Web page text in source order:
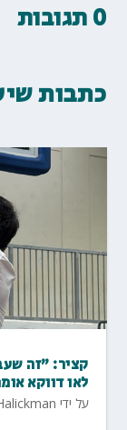
0 תגובות
כתבות
קציר: "זה
לאו דווקא
על ידי